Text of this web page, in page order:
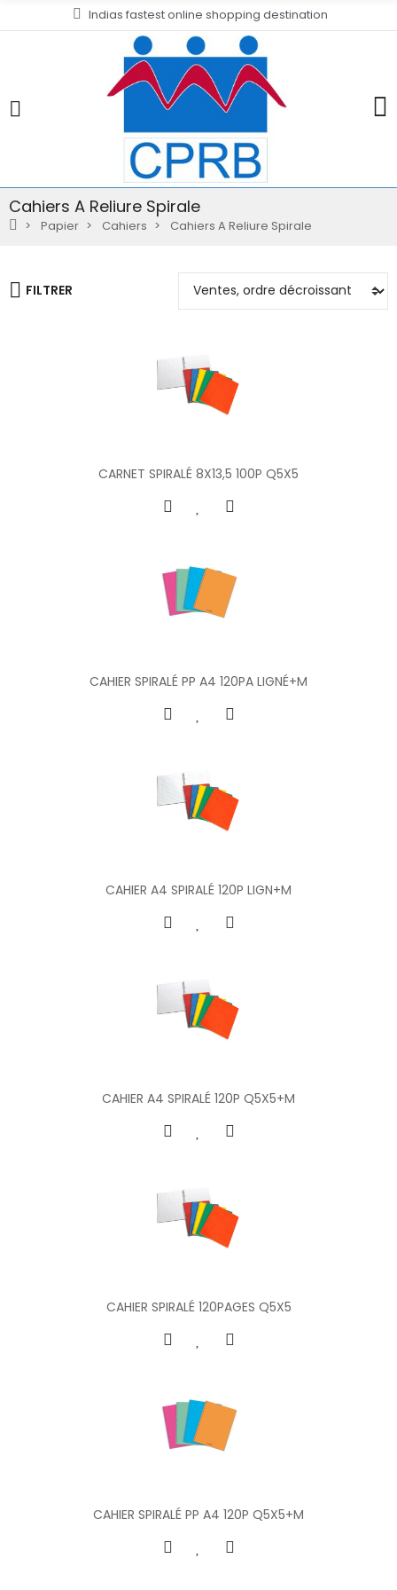
Indias fastest online shopping destination
Cahiers A Reliure Spirale
Papier Cahiers Cahiers A Reliure Spirale
FILTRER
CARNET SPIRALÉ 8X13,5 100P Q5X5
CAHIER SPIRALÉ PP A4 120PA LIGNÉ+M
CAHIER A4 SPIRALÉ 120P LIGN+M
CAHIER A4 SPIRALÉ 120P Q5X5+M
CAHIER SPIRALÉ 120PAGES Q5X5
CAHIER SPIRALÉ PP A4 120P Q5X5+M